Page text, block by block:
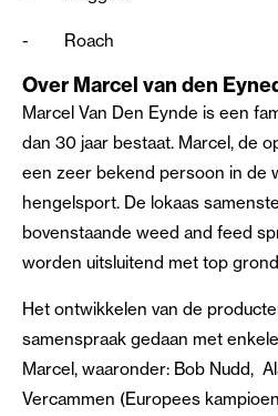
- Roach
Over Marcel van den
Marcel Van Den Eynde is een
dan 30 jaar bestaat. Marcel, de
een zeer bekend persoon in de
hengelsport. De lokaas
bovenstaande weed and feed
worden uitsluitend met top
Het ontwikkelen van de
samenspraak gedaan met
Marcel, waaronder: Bob Nudd,
Vercammen (Europees